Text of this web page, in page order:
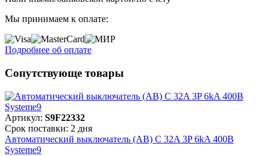
Мы принимаем к оплате:
Подробнее об оплате
Сопутствующе товары
Артикул: S9F22332
Срок поставки: 2 дня
Автоматический выключатель (АВ) C 32A 3P 6kA 400В
Systeme9